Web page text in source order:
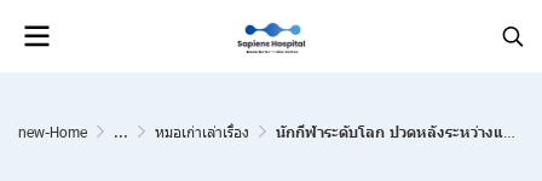
new-Home ... หมอเก่าเล่าเรื่อง นักกีฬาระดับโลก ปวดหลังระหว่างแข่งขัน (วูดส์, นาดาล, เนยมาร์)